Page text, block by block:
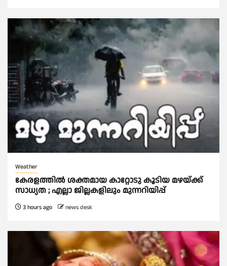
Weather
കേരളത്തിൽ ശക്തമായ കാറ്റോടു കൂടിയ മഴയ്ക്ക്
സാധ്യത ; എല്ലാ ജില്ലകളിലും മുന്നറിയിപ്പ്
3 hours ago news desk